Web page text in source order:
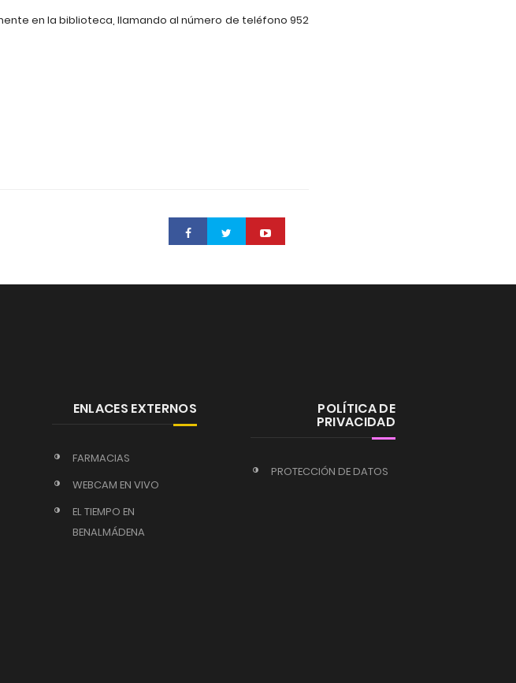
en la biblioteca, llamando al número de teléfono 952
ENLACES EXTERNOS
FARMACIAS
WEBCAM EN VIVO
EL TIEMPO EN
BENALMÁDENA
POLÍTICA DE
PRIVACIDAD
PROTECCIÓN DE DATOS